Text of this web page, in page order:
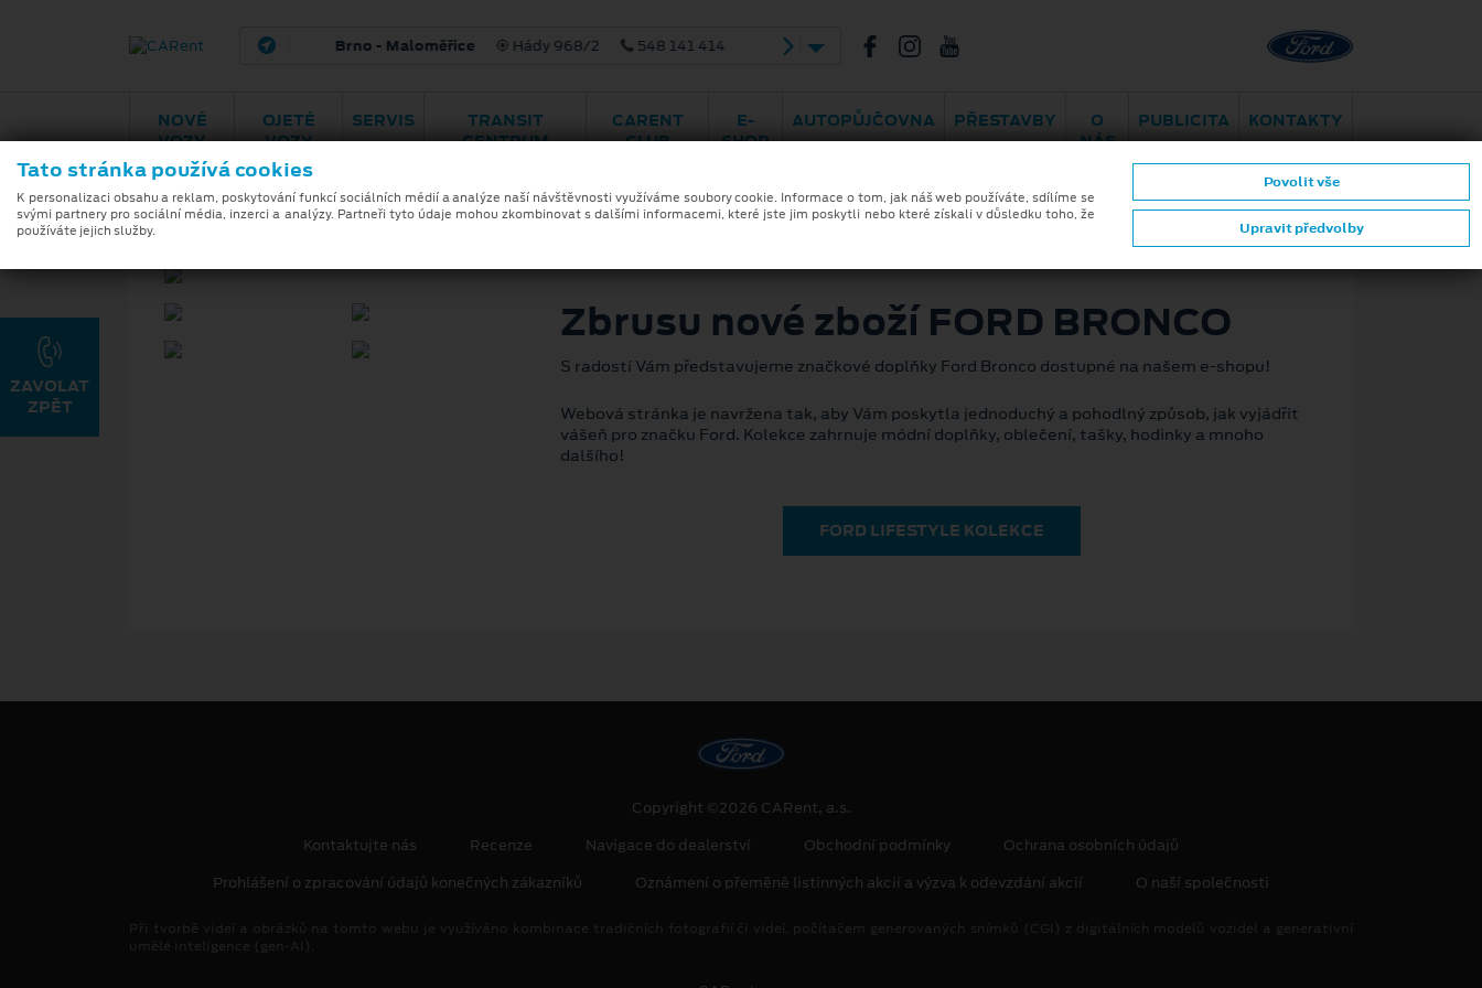
Brno - Maloměřice Hády 968/2 548 141 414 Brno - Juliánov
NOVÉ
VOZY
OJETÉ
VOZY
SERVIS
TRANSIT
CENTRUM
CARENT
CLUB
E-
SHOP
AUTOPŮJČOVNA PŘESTAVBY
O
NÁS
PUBLICITA KONTAKTY
ZPĚT
Zbrusu nové zboží FORD BRONCO
S radostí Vám představujeme značkové doplňky Ford Bronco dostupné na našem e-shopu!
Webová stránka je navržena tak, aby Vám poskytla jednoduchý a pohodlný způsob, jak vyjádřit
vášeň pro značku Ford. Kolekce zahrnuje módní doplňky, oblečení, tašky, hodinky a mnoho
dalšího!
FORD LIFESTYLE KOLEKCE
Copyright ©2026 CARent, a.s.
Kontaktujte nás
Recenze Navigace do dealerství Obchodní podmínky
Ochrana osobních údajů
Prohlášení o zpracování údajů konečných zákazníků
Oznámení o přeměně listinných akcií a výzva k odevzdání akcií O naší společnosti
Tato stránka používá cookies
K personalizaci obsahu a reklam, poskytování funkcí sociálních médií a analýze naší návštěvnosti využíváme soubory cookie. Informace o tom, jak náš web používáte, sdílíme se
svými partnery pro sociální média, inzerci a analýzy. Partneři tyto údaje mohou zkombinovat s dalšími informacemi, které jste jim poskytli nebo které získali v důsledku toho, že
používáte jejich služby.
Upravit předvolby
Povolit vše